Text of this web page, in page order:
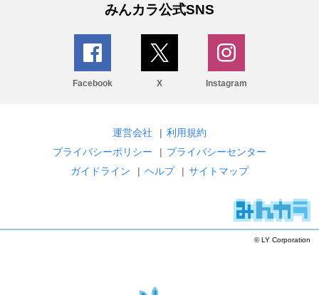
みんカラ公式SNS
Facebook X Instagram
運営会社 | 利用規約
プライバシーポリシー
| プライバシーセンター
ガイドライン
| ヘルプ | サイトマップ
© LY Corporation